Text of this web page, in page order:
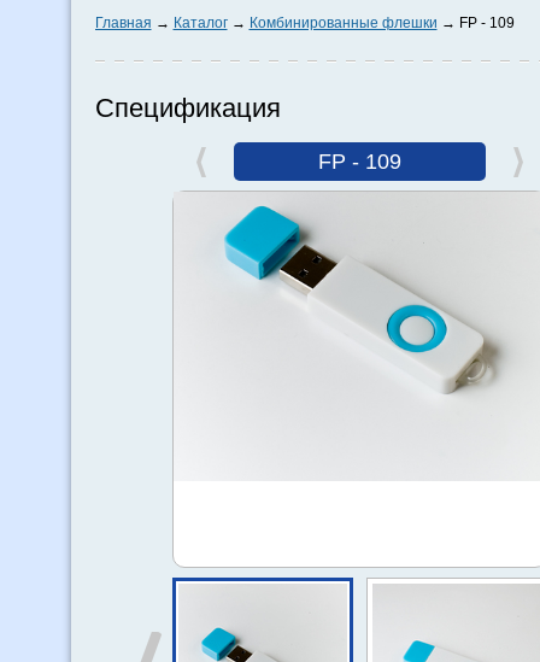
Главная Каталог Комбинированные флешки FP - 109
Спецификация
FP - 109